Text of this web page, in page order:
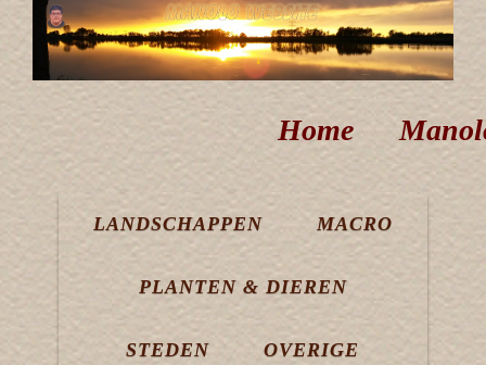
Home
LANDSCHAPPEN MACRO
PLANTEN & DIEREN
STEDEN OVERIGE